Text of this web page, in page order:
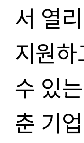
서 열
지원
수 있
춘 기